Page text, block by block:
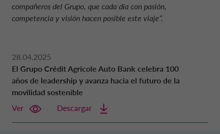
compañeros del Grupo, que cada día con pasión,
competencia y visión hacen posible este viaje”.
28.04.2025
El Grupo Crédit Agricole Auto Bank celebra 100
años de leadership y avanza hacia el futuro de la
movilidad sostenible
Ver
Descargar